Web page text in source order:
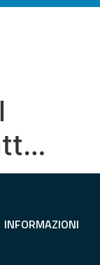
INFORMAZIONI